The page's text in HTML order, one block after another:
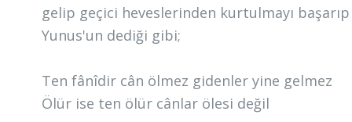
gelip geçici heveslerinden kurtulmayı
Yunus'un dediği gibi;
Ten fânîdir cân ölmez gidenler yine gelmez
Ölür ise ten ölür cânlar ölesi değil